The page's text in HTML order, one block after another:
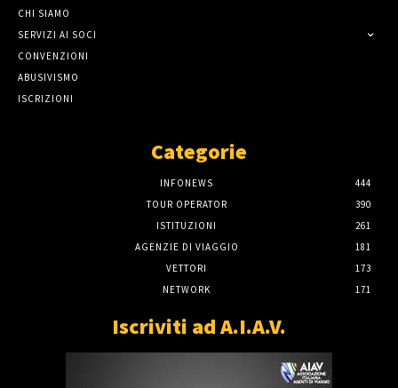
CHI SIAMO
SERVIZI AI SOCI
CONVENZIONI
ABUSIVISMO
ISCRIZIONI
Categorie
INFONEWS
444
TOUR OPERATOR
390
ISTITUZIONI
261
AGENZIE DI VIAGGIO
181
VETTORI
173
NETWORK
171
Iscriviti ad A.I.A.V.